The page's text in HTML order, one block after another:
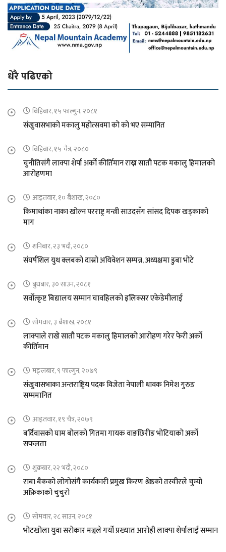
धेरै पढिएको
बिहिबार, १५ फाल्गुन, २०८१
संखुवासभाको मकालु महोत्सवमा को को भए सम्मानित
बिहिबार, १५ चैत्र, २०८०
चुनौतिसंगै लाक्पा शेर्पा अर्को कीर्तिमान राख्न सातौ पटक मकालु हिमालको
आरोहणमा
आइतवार, १० बैशाख, २०८०
किमाथांका नाका खोल्न परराष्ट्र मन्त्री साउदसँग सांसद दिपक खड्काको
माग
शनिबार, २३ भदौ, २०८०
संघर्षशिल युथ क्लबको दास्रो अधिवेशन सम्पन्न, अध्यक्षमा डुबा भोटे
बुधबार, ३० साउन, २०८१
सर्वोत्कृष्ट बिद्यालय सम्मान चावहिलको इलिक्सर एकेडेमीलाई
सोमवार, ३ बैशाख, २०८१
लाक्पाले राखे सातौ पटक मकालु हिमालको आरोहण गरेर फेरी अर्को
कीर्तिमान
मङ्लबार, ९ फाल्गुन, २०७९
संखुवासभाका अन्तराष्ट्रिय पदक विजेता नेपाली धावक निमेश गुरुङ
सम्ममानित
आइतवार, १९ चैत्र, २०७९
बर्दिवासको घाम बोलको गितमा गायक वाङछिरीङ भोटियाको अर्को
सफलता
शुक्रबार, २२ भदौ, २०८०
राबा बैकको लोगोसंगै कार्यकारी प्रमुख किरण श्रेष्ठको तस्वीरले चुम्यो
अफ्रिकाको चुचुरो
सोमवार, २८ साउन, २०८१
भोटखोला युवा सरोकार मञ्चले गर्यो प्रख्यात आरोही लाक्पा शेर्पालाई सम्मान